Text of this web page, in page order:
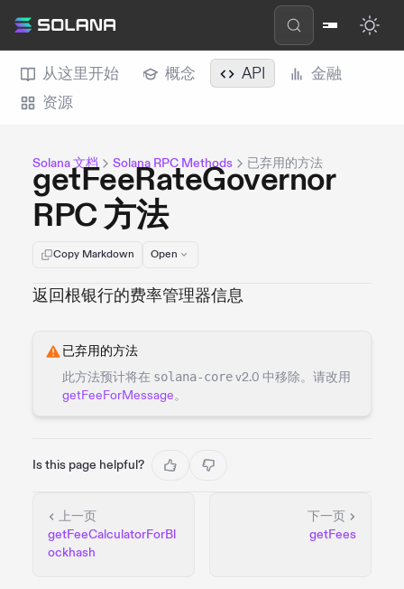
从这里开始 概念 API
金融
资源
Solana 文档 Solana RPC Methods 已弃用的方法
getFeeRateGovernor
RPC 方法
Copy Markdown Open
返回根银行的费率管理器信息
已弃用的方法
此方法预计将在 solana-corev2.0 中移除。请改用
getFeeForMessage。
Is this page helpful?
上一页
getFeeCalculatorForBl
ockhash
下一页
getFees